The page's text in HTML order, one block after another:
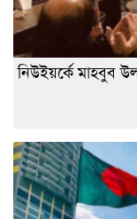
নিউইয়র্কে মাহবুব